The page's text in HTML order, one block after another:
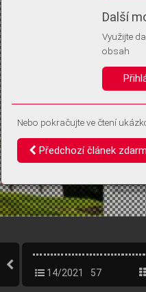
Identifikátor je zcela anonymní.
Vaše souhlasy a odmítnutí si
vás už příště znovu neptali.
14/2021 57
Další
Využijte
obsah
Nebo pokračujte ve čtení
Předchozí článek